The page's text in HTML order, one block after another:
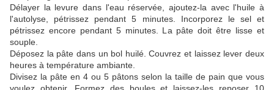
Délayer la levure dans l'eau réservée, ajoutez-la avec l'huile à
l'autolyse, pétrissez pendant 5 minutes. Incorporez le sel et
pétrissez encore pendant 5 minutes. La pâte doit être lisse et
souple.
Déposez la pâte dans un bol huilé. Couvrez et laissez lever deux
heures à température ambiante.
Divisez la pâte en 4 ou 5 pâtons selon la taille de pain que vous